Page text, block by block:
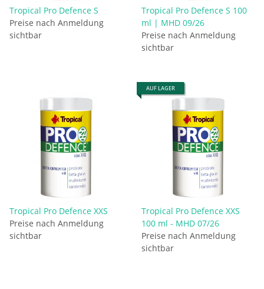
Tropical Pro Defence S
Preise nach Anmeldung
sichtbar
Tropical Pro Defence S 100
ml | MHD 09/26
Preise nach Anmeldung
sichtbar
Tropical Pro Defence XXS
Preise nach Anmeldung
sichtbar
AUF LAGER
Tropical Pro Defence XXS
100 ml - MHD 07/26
Preise nach Anmeldung
sichtbar